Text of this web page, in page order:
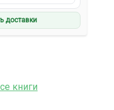
доставки
книги